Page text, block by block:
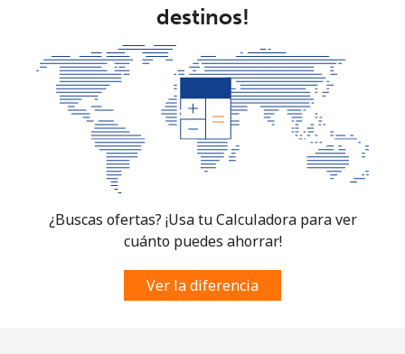
destinos!
¿Buscas ofertas? ¡Usa tu Calculadora para ver
cuánto puedes ahorrar!
Ver la diferencia